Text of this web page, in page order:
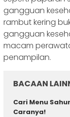
gangguan
rambut kering
gangguan
macam
penampilan.
BACAAN
Cari Menu
Caranya!